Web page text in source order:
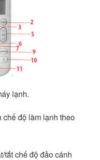
lạnh.
chế độ làm lạnh theo
tắt chế độ đảo cánh